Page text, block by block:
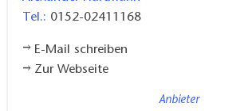
Tel.: 0152-02411168
E-Mail schreiben
Zur Webseite
Anbieter